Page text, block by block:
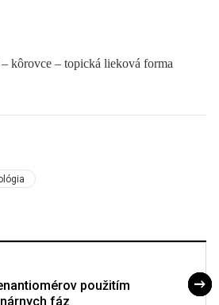
kôrovce –⁠ topická lieková forma
použitím
fáz